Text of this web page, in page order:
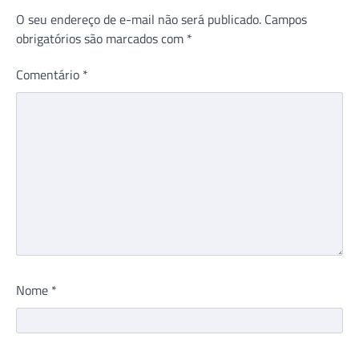
O seu endereço de e-mail não será publicado. Campos
obrigatórios são marcados com *
Comentário *
Nome *